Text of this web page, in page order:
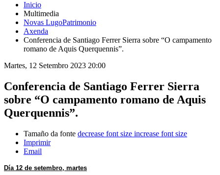
Inicio
Multimedia
Novas LugoPatrimonio
Axenda
Conferencia de Santiago Ferrer Sierra sobre “O campamento
romano de Aquis Querquennis”.
Martes, 12 Setembro 2023 20:00
Conferencia de Santiago Ferrer Sierra
sobre “O campamento romano de Aquis
Querquennis”.
Tamaño da fonte decrease font size increase font size
Imprimir
Email
Día 12 de setembro, martes